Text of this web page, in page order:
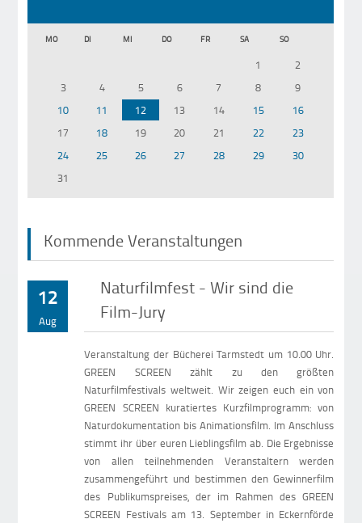
MO DI MI DO FR SA SO
1
2
3
4 5 6 7 8
9
10
11 12 13 14 15
16
17
18 19 20 21 22
23
24
25 26 27 28 29
30
31
Kommende Veranstaltungen
12
Aug
Naturfilmfest - Wir sind die
Film-Jury
Veranstaltung der Bücherei Tarmstedt um 10.00 Uhr.
GREEN SCREEN zählt zu den größten
Naturfilmfestivals weltweit. Wir zeigen euch ein von
GREEN SCREEN kuratiertes Kurzfilmprogramm: von
Naturdokumentation bis Animationsfilm. Im Anschluss
stimmt ihr über euren Lieblingsfilm ab. Die Ergebnisse
von allen teilnehmenden Veranstaltern werden
zusammengeführt und bestimmen den Gewinnerfilm
des Publikumspreises, der im Rahmen des GREEN
SCREEN Festivals am 13. September in Eckernförde